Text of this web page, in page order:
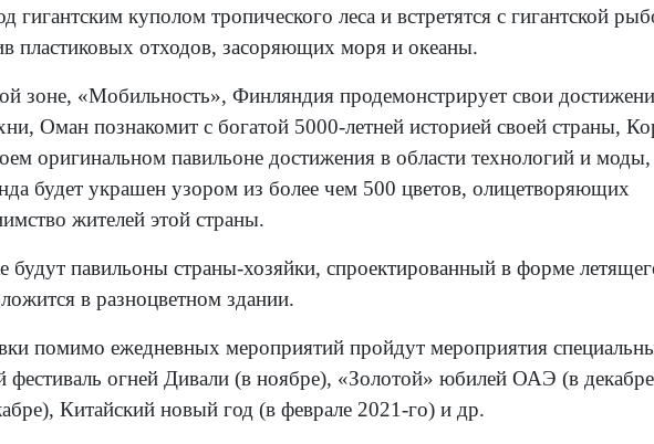
гигантским куполом тропического леса и встретятся с гигантской
пластиковых отходов, засоряющих моря и океаны.
зоне, «Мобильность», Финляндия продемонстрирует свои
Оман познакомит с богатой 5000-летней историей своей страны,
оригинальном павильоне достижения в области технологий и моды,
будет украшен узором из более чем 500 цветов, олицетворяющих
жителей этой страны.
будут павильоны страны-хозяйки, спроектированный в форме
в разноцветном здании.
помимо ежедневных мероприятий пройдут мероприятия
фестиваль огней Дивали (в ноябре), «Золотой» юбилей ОАЭ (в
Китайский новый год (в феврале 2021-го) и др.